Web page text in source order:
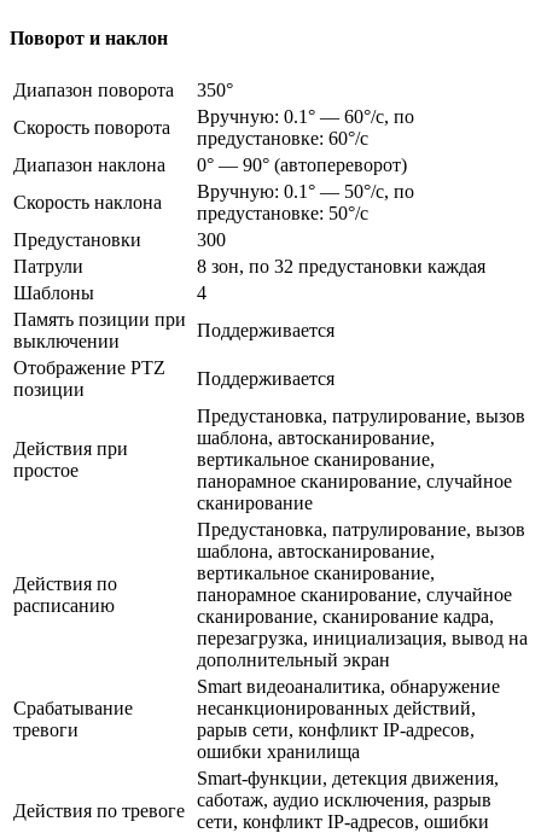
Поворот и наклон
Диапазон поворота
350°
Скорость поворота
Вручную: 0.1° — 60°/с, по
предустановке: 60°/с
Диапазон наклона
0° — 90° (автопереворот)
Скорость наклона
Вручную: 0.1° — 50°/с, по
предустановке: 50°/с
Предустановки
300
Патрули
8 зон, по 32 предустановки каждая
Шаблоны
4
Память позиции при
выключении
Поддерживается
Отображение PTZ
позиции
Поддерживается
Действия при
простое
Предустановка, патрулирование, вызов
шаблона, автосканирование,
вертикальное сканирование,
панорамное сканирование, случайное
сканирование
Действия по
расписанию
Предустановка, патрулирование, вызов
шаблона, автосканирование,
вертикальное сканирование,
панорамное сканирование, случайное
сканирование, сканирование кадра,
перезагрузка, инициализация, вывод на
дополнительный экран
Срабатывание
тревоги
Smart видеоаналитика, обнаружение
несанкционированных действий,
рарыв сети, конфликт IP-адресов,
ошибки хранилища
Действия по тревоге
Smart-функции, детекция движения,
саботаж, аудио исключения, разрыв
сети, конфликт IP-адресов, ошибки